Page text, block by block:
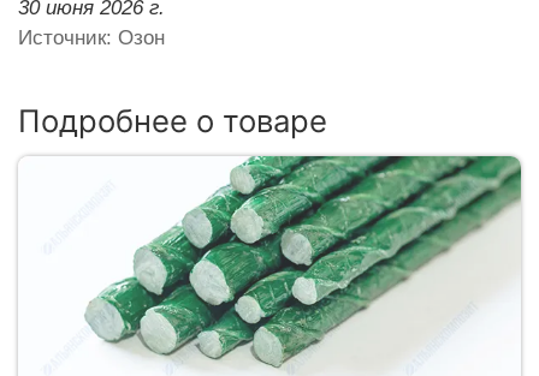
30 июня 2026 г.
Источник: Озон
Подробнее о товаре